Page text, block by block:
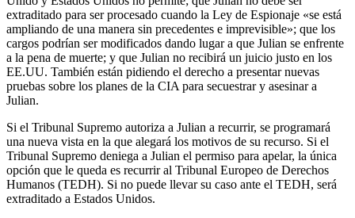
extraditado para ser procesado cuando la Ley de Espionaje «se está
ampliando de una manera sin precedentes e imprevisible»; que los
cargos podrían ser modificados dando lugar a que Julian se enfrente
a la pena de muerte; y que Julian no recibirá un juicio justo en los
EE.UU. También están pidiendo el derecho a presentar nuevas
pruebas sobre los planes de la CIA para secuestrar y asesinar a
Julian.
Si el Tribunal Supremo autoriza a Julian a recurrir, se programará
una nueva vista en la que alegará los motivos de su recurso. Si el
Tribunal Supremo deniega a Julian el permiso para apelar, la única
opción que le queda es recurrir al Tribunal Europeo de Derechos
Humanos (TEDH). Si no puede llevar su caso ante el TEDH, será
extraditado a Estados Unidos.